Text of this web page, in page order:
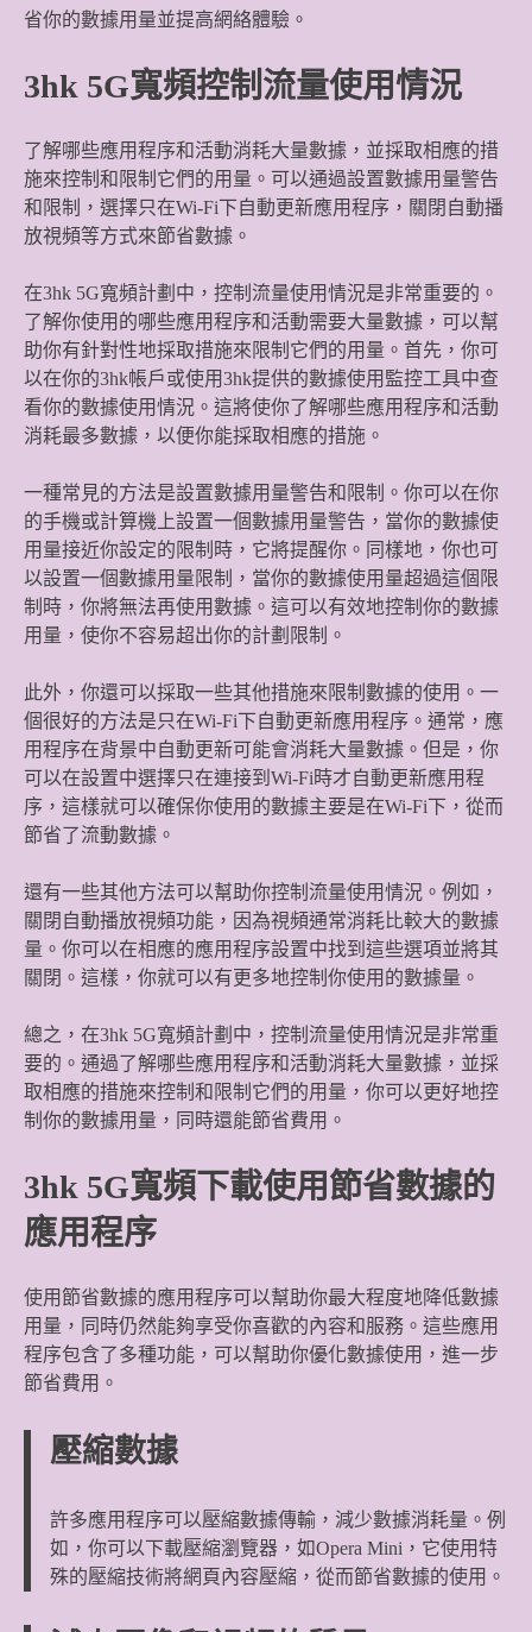
省你的數據用量並提高網絡體驗。
3hk 5G寬頻控制流量使用情況
了解哪些應用程序和活動消耗大量數據，並採取相應的措
施來控制和限制它們的用量。可以通過設置數據用量警告
和限制，選擇只在Wi-Fi下自動更新應用程序，關閉自動播
放視頻等方式來節省數據。
在3hk 5G寬頻計劃中，控制流量使用情況是非常重要的。
了解你使用的哪些應用程序和活動需要大量數據，可以幫
助你有針對性地採取措施來限制它們的用量。首先，你可
以在你的3hk帳戶或使用3hk提供的數據使用監控工具中查
看你的數據使用情況。這將使你了解哪些應用程序和活動
消耗最多數據，以便你能採取相應的措施。
一種常見的方法是設置數據用量警告和限制。你可以在你
的手機或計算機上設置一個數據用量警告，當你的數據使
用量接近你設定的限制時，它將提醒你。同樣地，你也可
以設置一個數據用量限制，當你的數據使用量超過這個限
制時，你將無法再使用數據。這可以有效地控制你的數據
用量，使你不容易超出你的計劃限制。
此外，你還可以採取一些其他措施來限制數據的使用。一
個很好的方法是只在Wi-Fi下自動更新應用程序。通常，應
用程序在背景中自動更新可能會消耗大量數據。但是，你
可以在設置中選擇只在連接到Wi-Fi時才自動更新應用程
序，這樣就可以確保你使用的數據主要是在Wi-Fi下，從而
節省了流動數據。
還有一些其他方法可以幫助你控制流量使用情況。例如，
關閉自動播放視頻功能，因為視頻通常消耗比較大的數據
量。你可以在相應的應用程序設置中找到這些選項並將其
關閉。這樣，你就可以有更多地控制你使用的數據量。
總之，在3hk 5G寬頻計劃中，控制流量使用情況是非常重
要的。通過了解哪些應用程序和活動消耗大量數據，並採
取相應的措施來控制和限制它們的用量，你可以更好地控
制你的數據用量，同時還能節省費用。
3hk 5G寬頻下載使用節省數據的
應用程序
使用節省數據的應用程序可以幫助你最大程度地降低數據
用量，同時仍然能夠享受你喜歡的內容和服務。這些應用
程序包含了多種功能，可以幫助你優化數據使用，進一步
節省費用。
壓縮數據
許多應用程序可以壓縮數據傳輸，減少數據消耗量。例
如，你可以下載壓縮瀏覽器，如Opera Mini，它使用特
殊的壓縮技術將網頁內容壓縮，從而節省數據的使用。